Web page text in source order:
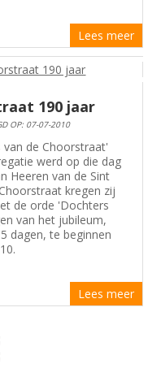
Lees meer
190 jaar
OP: 07-07-2010
van de Choorstraat'
werd op die dag
Heeren van de Sint
kregen zij
de orde 'Dochters
van het jubileum,
dagen, te beginnen
Lees meer